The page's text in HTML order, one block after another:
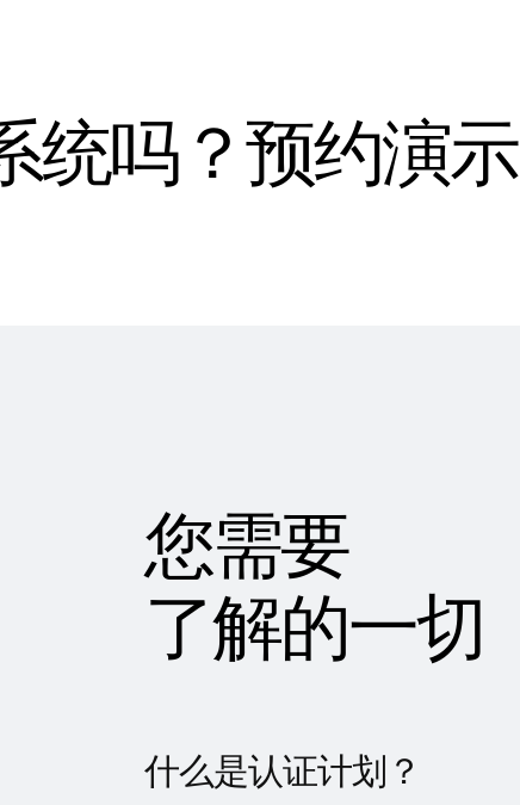
统吗？预约演示
您需要
了解的一切
什么是认证计划？